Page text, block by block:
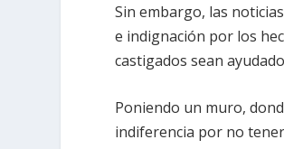
Sin embargo, las
e indignación por los
castigados sean
Poniendo un muro,
indiferencia por no